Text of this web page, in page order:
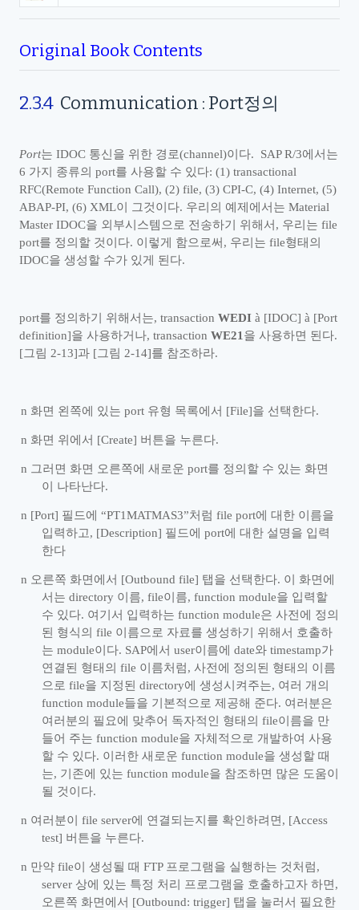
Original Book Contents
2.3.4 Communication : Port정의
Port는 IDOC 통신을 위한 경로(channel)이다. SAP R/3에서는
6 가지 종류의 port를 사용할 수 있다: (1) transactional
RFC(Remote Function Call), (2) file, (3) CPI-C, (4) Internet, (5)
ABAP-PI, (6) XML이 그것이다. 우리의 예제에서는 Material
Master IDOC을 외부시스템으로 전송하기 위해서 , 우리는 file
port를 정의할 것이다. 이렇게 함으로써 , 우리는 file형태의
IDOC을 생성할 수가 있게 된다.
port를 정의하기 위해서는, transaction WEDI à [IDOC] à [Port
definition]을 사용하거나, transaction WE21 을 사용하면 된다.
[그림 2-13]과 [그림 2-14]를 참조하라.
n 화면 왼쪽에 있는 port 유형 목록에서 [File]을 선택한다.
n 화면 위에서 [Create] 버튼을 누른다.
n 그러면 화면 오른쪽에 새로운 port를 정의할 수 있는 화면
이 나타난다.
n [Port] 필드에 “PT1MATMAS3”처럼 file port에 대한 이름을
입력하고, [Description] 필드에 port에 대한 설명을 입력
한다
n 오른쪽 화면에서 [Outbound file] 탭을 선택한다. 이 화면에
서는 directory 이름, file이름, function module을 입력할
수 있다. 여기서 입력하는 function module은 사전에 정의
된 형식의 file 이름으로 자료를 생성하기 위해서 호출하
는 module이다. SAP에서 user이름에 date와 timestamp가
연결된 형태의 file 이름처럼,사전에 정의된 형태의 이름
으로 file을 지정된 directory에 생성시켜주는, 여러 개의
function module들을 기본적으로 제공해 준다. 여러분은
여러분의 필요에 맞추어 독자적인 형태의 file이름을 만
들어 주는 function module을 자체적으로 개발하여 사용
할 수 있다. 이러한 새로운 function module을 생성할 때
는, 기존에 있는 function module을 참조하면 많은 도움이
될 것이다.
n 여러분이 file server에 연결되는지를 확인하려면 , [Access
test] 버튼을 누른다.
n 만약file이 생성될 때 FTP 프로그램을 실행하는 것처럼,
server 상에 있는 특정 처리 프로그램을 호출하고자 하면 ,
오른쪽 화면에서 [Outbound: trigger] 탭을 눌러서 필요한